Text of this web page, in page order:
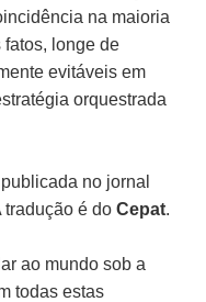
na maioria
longe de
evitáveis em
orquestrada
no jornal
tradução é doCepat.
ao mundo sob a
todas estas